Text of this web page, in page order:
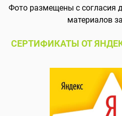
Фото размещены с согласия
материалов
СЕРТИФИКАТЫ ОТ